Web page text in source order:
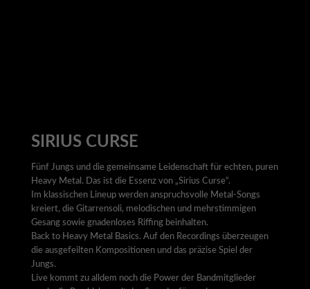
SIRIUS CURSE
Fünf Jungs und die gemeinsame Leidenschaft für echten, puren
Heavy Metal. Das ist die Essenz von „Sirius Curse“.
Im klassischen Lineup werden anspruchsvolle Metal-Songs
kreiert, die Gitarrensoli, melodischen und mehrstimmigen
Gesang sowie gnadenloses Riffing beinhalten.
Back to Heavy Metal Basics. Auf den Recordings überzeugen
die ausgefeilten Kompositionen und das präzise Spiel der
Jungs.
Live kommt zu alldem noch die Power der Bandmitglieder